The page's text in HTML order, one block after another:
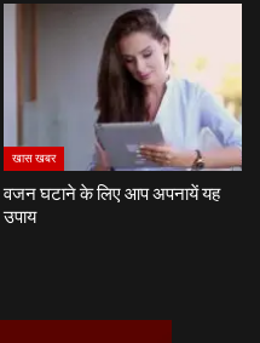
खास खबर
वजन घटाने के लिए आप अपनायें यह
उपाय